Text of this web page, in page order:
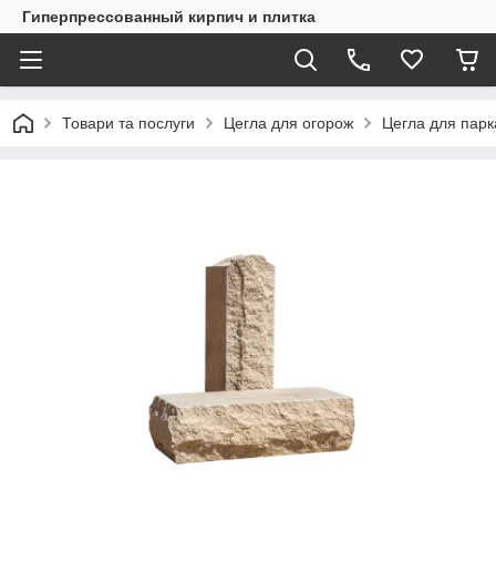
Гиперпрессованный кирпич и плитка
Товари та послуги Цегла для огорож Цегла для